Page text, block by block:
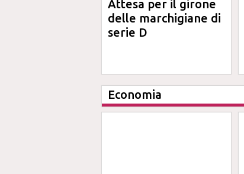
Attesa per il girone
delle marchigiane di
serie D
Economia